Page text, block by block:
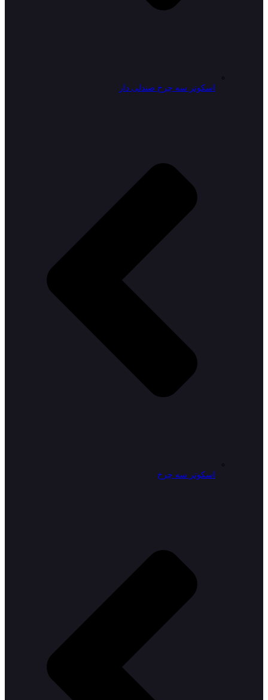
اسکوتر سه چرخ صندلی دار
اسکوتر سه چرخ